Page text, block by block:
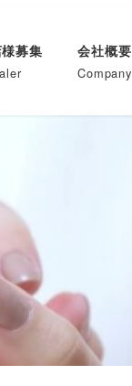
募集 会社概要
Company